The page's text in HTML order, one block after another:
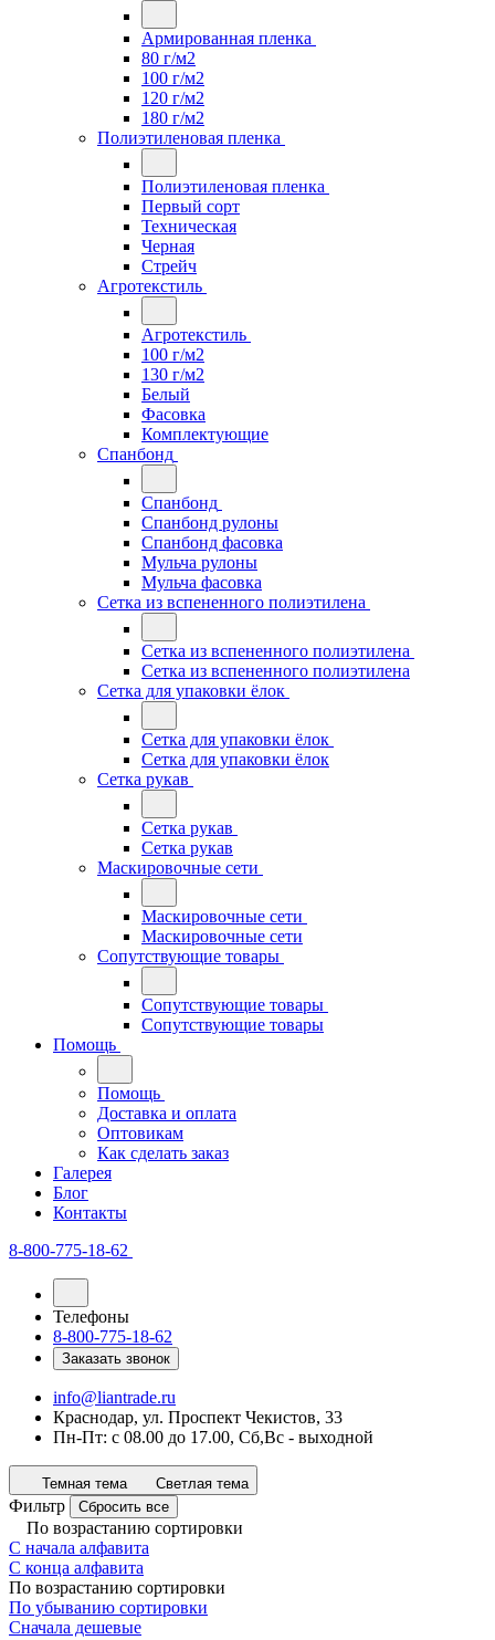
Армированная пленка
80 г/м2
100 г/м2
120 г/м2
180 г/м2
Полиэтиленовая пленка
Полиэтиленовая пленка
Первый сорт
Техническая
Черная
Стрейч
Агротекстиль
Агротекстиль
100 г/м2
130 г/м2
Белый
Фасовка
Комплектующие
Спанбонд
Спанбонд
Спанбонд рулоны
Спанбонд фасовка
Мульча рулоны
Мульча фасовка
Сетка из вспененного полиэтилена
Сетка из вспененного полиэтилена
Сетка из вспененного полиэтилена
Сетка для упаковки ёлок
Сетка для упаковки ёлок
Сетка для упаковки ёлок
Сетка рукав
Сетка рукав
Сетка рукав
Маскировочные сети
Маскировочные сети
Маскировочные сети
Сопутствующие товары
Сопутствующие товары
Сопутствующие товары
Помощь
Помощь
Доставка и оплата
Оптовикам
Как сделать заказ
Галерея
Блог
Контакты
8-800-775-18-62
Телефоны
8-800-775-18-62
Заказать звонок
info@liantrade.ru
Краснодар, ул. Проспект Чекистов, 33
Пн-Пт: c 08.00 до 17.00, Cб,Вс - выходной
Темная тема Светлая тема
Фильтр Сбросить все
По возрастанию сортировки
С начала алфавита
С конца алфавита
По возрастанию сортировки
По убыванию сортировки
Сначала дешевые